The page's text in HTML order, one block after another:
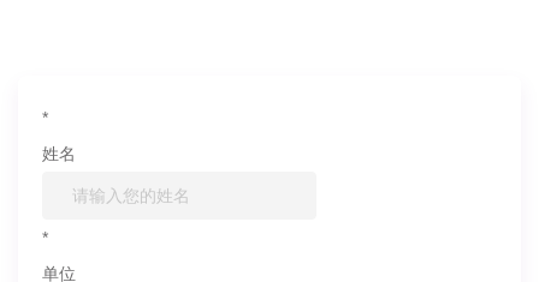
*
姓名
*
单位